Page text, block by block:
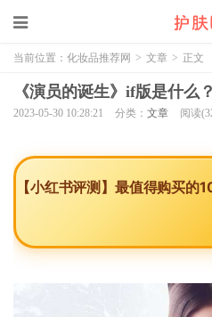
当前位置： 化妆品推荐网 > 文章 > 正文
《演员的诞生》if版是什么
2023-05-30 10:28:21 分类： 文章 阅读
【小红书评测】最值得购买的